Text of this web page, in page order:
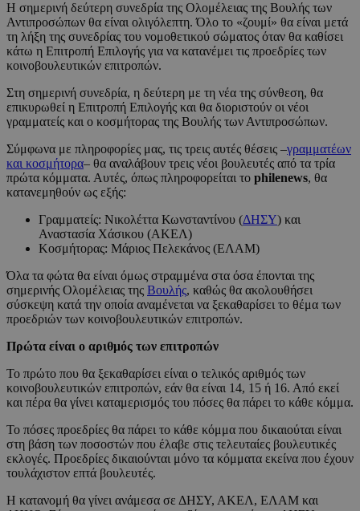
Η σημερινή δεύτερη συνεδρία της Ολομέλειας της Βουλής των
Αντιπροσώπων θα είναι ολιγόλεπτη. Όλο το «ζουμί» θα είναι μετά
τη λήξη της συνεδρίας του νομοθετικού σώματος όταν θα καθίσει
κάτω η Επιτροπή Επιλογής για να κατανέμει τις προεδρίες των
κοινοβουλευτικών επιτροπών.
Στη σημερινή συνεδρία, η δεύτερη με τη νέα της σύνθεση, θα
επικυρωθεί η Επιτροπή Επιλογής και θα διοριστούν οι νέοι
γραμματείς και ο κοσμήτορας της Βουλής των Αντιπροσώπων.
Σύμφωνα με πληροφορίες μας, τις τρεις αυτές θέσεις –γραμματέων
και κοσμήτορα– θα αναλάβουν τρεις νέοι βουλευτές από τα τρία
πρώτα κόμματα. Αυτές, όπως πληροφορείται το philenews, θα
κατανεμηθούν ως εξής:
Γραμματείς: Νικολέττα Κωνσταντίνου (ΔΗΣΥ) και
Αναστασία Χάσικου (ΑΚΕΛ)
Κοσμήτορας: Μάριος Πελεκάνος (ΕΛΑΜ)
Όλα τα φώτα θα είναι όμως στραμμένα στα όσα έπονται της
σημερινής Ολομέλειας της Βουλής, καθώς θα ακολουθήσει
σύσκεψη κατά την οποία αναμένεται να ξεκαθαρίσει το θέμα των
προεδριών των κοινοβουλευτικών επιτροπών.
Πρώτα είναι ο αριθμός των επιτροπών
Το πρώτο που θα ξεκαθαρίσει είναι ο τελικός αριθμός των
κοινοβουλευτικών επιτροπών, εάν θα είναι 14, 15 ή 16. Από εκεί
και πέρα θα γίνει καταμερισμός του πόσες θα πάρει το κάθε κόμμα.
Το πόσες προεδρίες θα πάρει το κάθε κόμμα που δικαιούται είναι
στη βάση των ποσοστών που έλαβε στις τελευταίες βουλευτικές
εκλογές. Προεδρίες δικαιούνται μόνο τα κόμματα εκείνα που έχουν
τουλάχιστον επτά βουλευτές.
Η κατανομή θα γίνει ανάμεσα σε ΔΗΣΥ, ΑΚΕΛ, ΕΛΑΜ και